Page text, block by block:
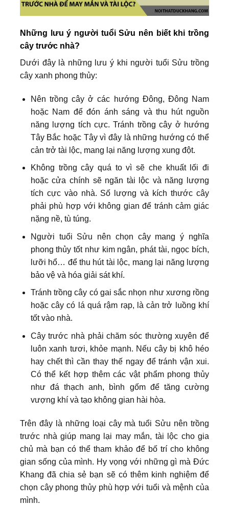
Những lưu ý người tuổi Sửu nên biết khi trồng
cây trước nhà?
Dưới đây là những lưu ý khi người tuổi Sửu trồng
cây xanh phong thủy:
Nên trồng cây ở các hướng Đông, Đông Nam
hoặc Nam để đón ánh sáng và thu hút nguồn
năng lượng tích cực. Tránh trồng cây ở hướng
Tây Bắc hoặc Tây vì đây là những hướng có thể
cản trở tài lộc, mang lại năng lượng xung đột.
Không trồng cây quá to vì sẽ che khuất lối đi
hoặc cửa chính sẽ ngăn tài lộc và năng lượng
tích cực vào nhà. Số lượng và kích thước cây
phải phù hợp với không gian để tránh cảm giác
nặng nề, tù túng.
Người tuổi Sửu nên chọn cây mang ý nghĩa
phong thủy tốt như kim ngân, phát tài, ngọc bích,
lưỡi hổ… để thu hút tài lộc, mang lại năng lượng
bảo vệ và hóa giải sát khí.
Tránh trồng cây có gai sắc nhọn như xương rồng
hoặc cây có lá quá rậm rạp, là cản trở luồng khí
tốt vào nhà.
Cây trước nhà phải chăm sóc thường xuyên để
luôn xanh tươi, khỏe mạnh. Nếu cây bị khô héo
hay chết thì cần thay thế ngay để tránh vận xui.
Có thể kết hợp thêm các vật phẩm phong thủy
như đá thạch anh, bình gốm để tăng cường
vượng khí và tạo không gian hài hòa.
Trên đây là những loại cây mà tuổi Sửu nên trồng
trước nhà giúp mang lại may mắn, tài lộc cho gia
chủ mà bạn có thể tham khảo để bố trí cho không
gian sống của mình. Hy vọng với những gì mà Đức
Khang đã chia sẻ bạn sẽ có thêm kinh nghiệm để
chọn cây phong thủy phù hợp với tuổi và mệnh của
mình.